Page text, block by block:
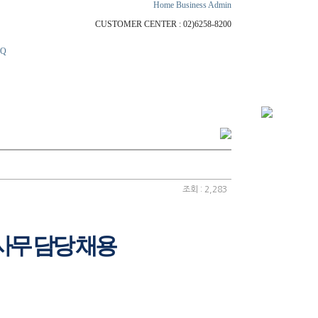
Home BusinessAdmin
CUSTOMER CENTER : 02)6258-8200
조회 : 2,283
무 담당 채용